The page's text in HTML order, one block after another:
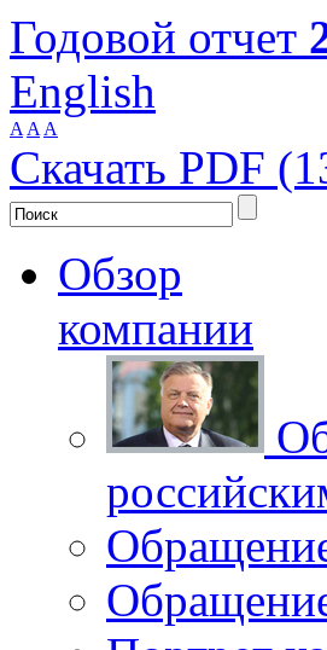
Годовой отчет
English
A A A
Скачать PDF
Обзор
компании